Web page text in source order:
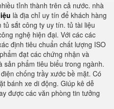
tỉnh thành trên cả nước. nhà
là địa chỉ uy tín để khách hàng
sắt công ty uy tín. tủ tài liệu
nghệ hiện đại. Với các các
định tiêu chuẩn chất lượng ISO
đạt các chứng nhận và
sản phẩm tiêu biểu trong ngành.
chống trầy xước bề mặt. Có
bánh xe di động. Giúp kê dễ
được các văn phòng tin tưởng